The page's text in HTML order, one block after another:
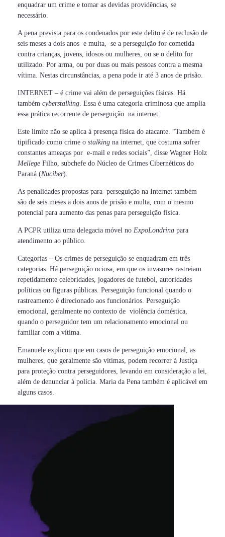
enquadrar um crime e tomar as devidas providências, se
necessário.
A pena prevista para os condenados por este delito é de reclusão de
seis meses a dois anos e multa, se a perseguição for cometida
contra crianças, jovens, idosos ou mulheres, ou se o delito for
utilizado. Por arma, ou por duas ou mais pessoas contra a mesma
vítima. Nestas circunstâncias, a pena pode ir até 3 anos de prisão.
INTERNET – é crime vai além de perseguições físicas. Há
também cyberstalking . Essa é uma categoria criminosa que amplia
essa prática recorrente de perseguição na internet.
Este limite não se aplica à presença física do atacante. “Também é
tipificado como crime o stalking na internet, que costuma sofrer
constantes ameaças por e-mail e redes sociais”, disse Wagner Holz
Mellege Filho, subchefe do Núcleo de Crimes Cibernéticos do
Paraná (Nuciber).
As penalidades propostas para perseguição na Internet também
são de seis meses a dois anos de prisão e multa, com o mesmo
potencial para aumento das penas para perseguição física.
A PCPR utiliza uma delegacia móvel no ExpoLondrina para
atendimento ao público.
Categorias – Os crimes de perseguição se enquadram em três
categorias. Há perseguição ociosa, em que os invasores rastreiam
repetidamente celebridades, jogadores de futebol, autoridades
políticas ou figuras públicas. Perseguição funcional quando o
rastreamento é direcionado aos funcionários. Perseguição
emocional, geralmente no contexto de violência doméstica,
quando o perseguidor tem um relacionamento emocional ou
familiar com a vítima.
Emanuele explicou que em casos de perseguição emocional, as
mulheres, que geralmente são vítimas, podem recorrer à Justiça
para proteção contra perseguidores, levando em consideração a lei,
além de denunciar à polícia. Maria da Pena também é aplicável em
alguns casos.